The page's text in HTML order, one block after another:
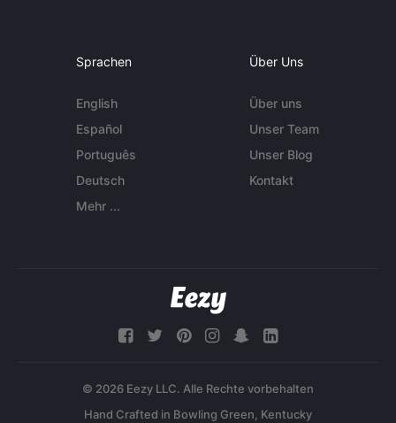
Sprachen
English
Español
Português
Deutsch
Mehr ...
Über Uns
Über uns
Unser Team
Unser Blog
Kontakt
© 2026 Eezy LLC. Alle Rechte vorbehalten